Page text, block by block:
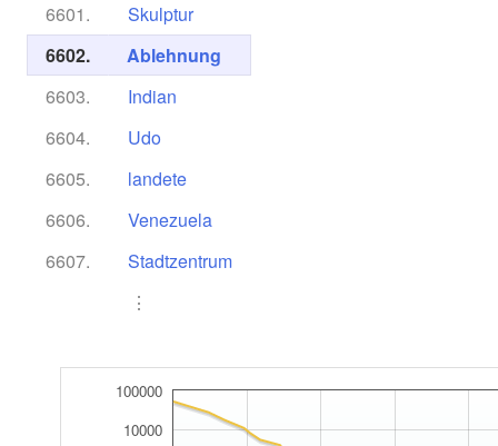
6601.
Skulptur
6602.
Ablehnung
6603.
Indian
6604.
Udo
6605.
landete
6606.
Venezuela
6607.
Stadtzentrum
⋮
10000
100000